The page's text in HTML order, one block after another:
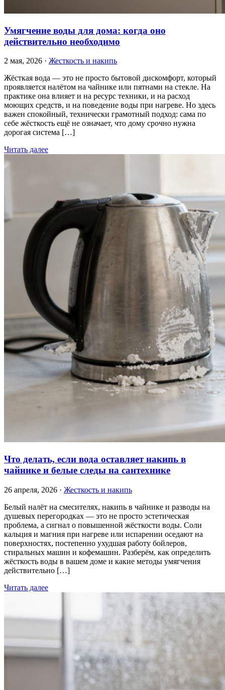
Умягчение воды для дома: когда оно
действительно необходимо
2 мая, 2026 · Жесткость и накипь
Жёсткая вода — это не просто бытовой дискомфорт, который
проявляется налётом на чайнике или пятнами на стекле. На
практике она влияет и на ресурс техники, и на расход
моющих средств, и на поведение воды при нагреве. Но здесь
важен спокойный, технически грамотный подход: сама по
себе жёсткость ещё не означает, что дому срочно нужна
дорогая система […]
Читать далее
Что делать, если вода оставляет накипь в
чайнике и белые следы на сантехнике
26 апреля, 2026 · Жесткость и накипь
Белый налёт на смесителях, накипь в чайнике и разводы на
душевых перегородках — это не просто эстетическая
проблема, а сигнал о повышенной жёсткости воды. Соли
кальция и магния при нагреве или испарении оседают на
поверхностях, постепенно ухудшая работу бойлеров,
стиральных машин и кофемашин. Разберём, как определить
жёсткость воды в вашем доме и какие методы умягчения
действительно […]
Читать далее